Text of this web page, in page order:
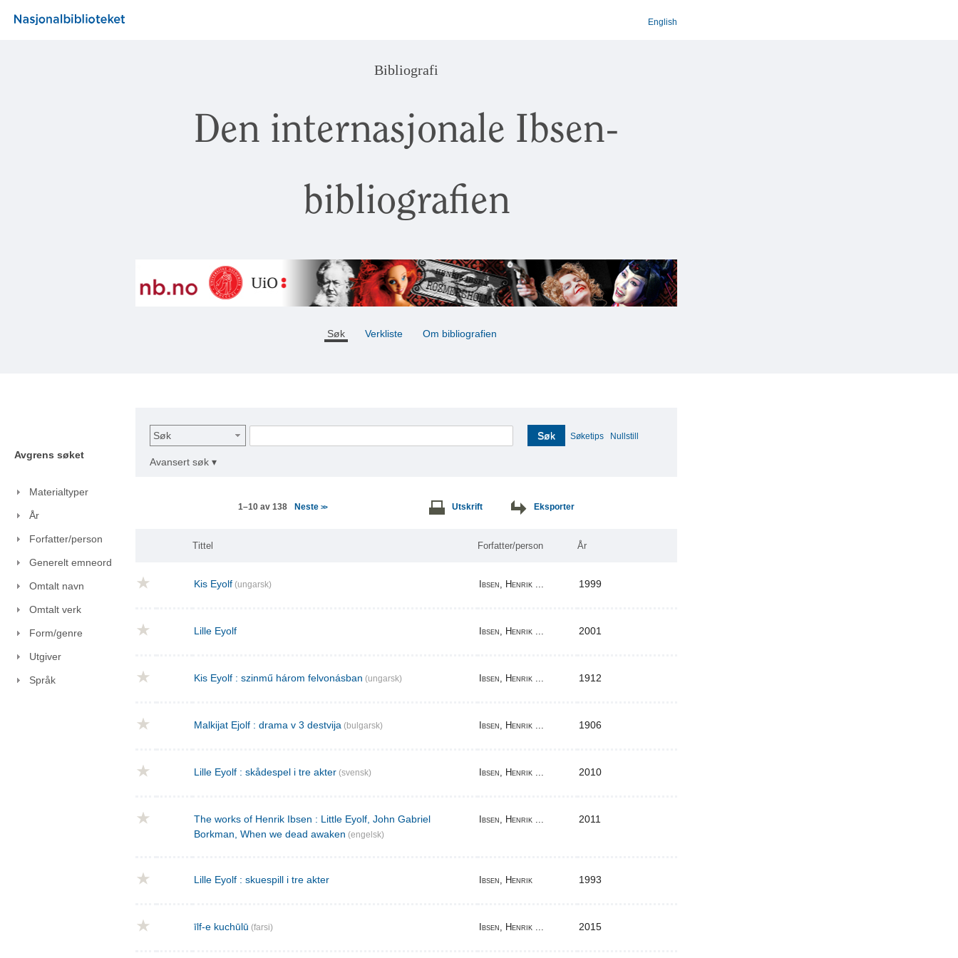
English
Bibliografi
Den internasjonale Ibsen-
bibliografien
Søk Verkliste Om bibliografien
Avgrens søket
Materialtyper
År
Forfatter/person
Generelt emneord
Omtalt navn
Omtalt verk
Form/genre
Utgiver
Språk
Søk Søk Søketips Nullstill
Avansert søk ▾
1–10 av 138 Neste >> Utskrift Eksporter
Tittel Forfatter/person År
Kis Eyolf (ungarsk) Ibsen, Henrik ... 1999
Lille Eyolf Ibsen, Henrik ... 2001
Kis Eyolf : szinmű három felvonásban (ungarsk) Ibsen, Henrik ... 1912
Malkijat Ejolf : drama v 3 destvija (bulgarsk) Ibsen, Henrik ... 1906
Lille Eyolf : skådespel i tre akter (svensk) Ibsen, Henrik ... 2010
The works of Henrik Ibsen : Little Eyolf, John Gabriel
Borkman, When we dead awaken (engelsk)
Ibsen, Henrik ... 2011
Lille Eyolf : skuespill i tre akter Ibsen, Henrik 1993
īlf-e kuchūlū (farsi) Ibsen, Henrik ... 2015